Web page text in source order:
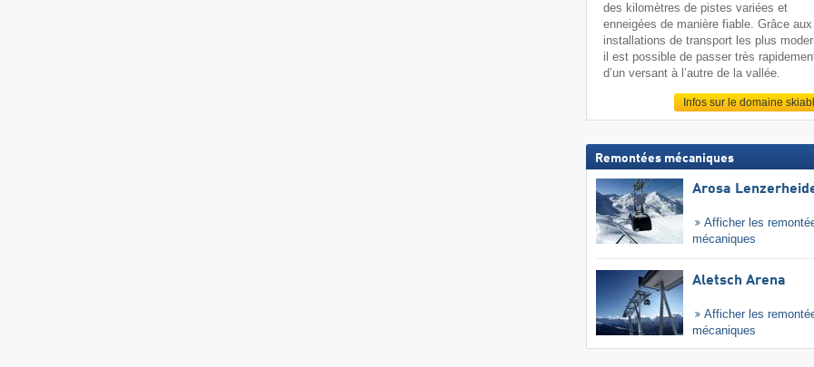
des kilomètres de pistes variées et
enneigées de manière fiable. Grâce aux
installations de transport les plus
il est possible de passer très
d’un versant à l’autre de la vallée.
Infos sur le domaine
Remontées mécaniques
Arosa
Afficher les
mécaniques
Aletsch Arena
Afficher les
mécaniques